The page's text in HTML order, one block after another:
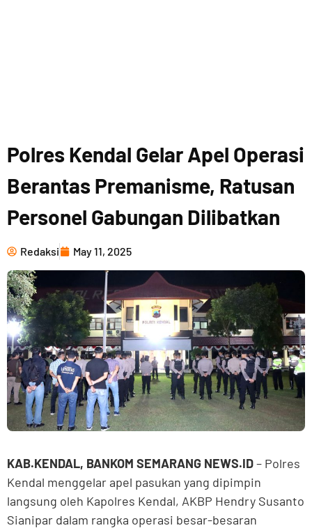
Polres Kendal Gelar Apel Operasi
Berantas Premanisme, Ratusan
Personel Gabungan Dilibatkan
Redaksi May 11, 2025
KAB.KENDAL, BANKOM SEMARANG NEWS.ID– Polres
Kendal menggelar apel pasukan yang dipimpin
langsung oleh Kapolres Kendal, AKBP Hendry Susanto
Sianipar dalam rangka operasi besar-besaran